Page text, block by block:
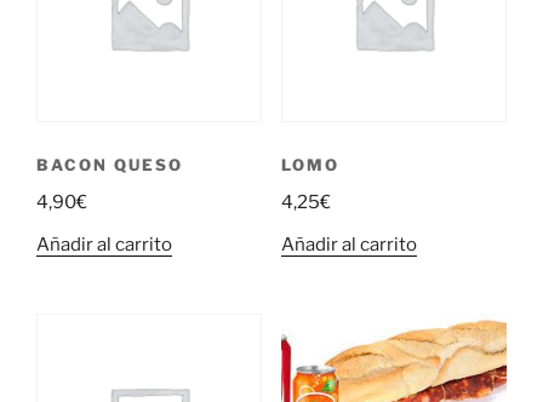
BACON QUESO
4,90€
Añadir al carrito
LOMO
4,25€
Añadir al carrito